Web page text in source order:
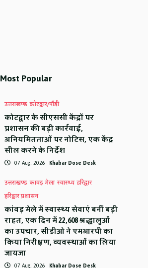
Most Popular
उत्तराखण्ड कोटद्वार/पौड़ी
कोटद्वार के सीएससी केंद्रों पर
प्रशासन की बड़ी कार्रवाई,
अनियमितताओं पर नोटिस, एक केंद्र
सील करने के निर्देश
07 Aug, 2026 Khabar Dose Desk
उत्तराखण्ड कावड़ मेला स्वास्थ्य हरिद्वार
हरिद्वार प्रशासन
कांवड़ मेले में स्वास्थ्य सेवाएं बनीं बड़ी
राहत, एक दिन में 22,608 श्रद्धालुओं
का उपचार, सीडीओ ने एमआरपी का
किया निरीक्षण, व्यवस्थाओं का लिया
जायजा
07 Aug, 2026 Khabar Dose Desk